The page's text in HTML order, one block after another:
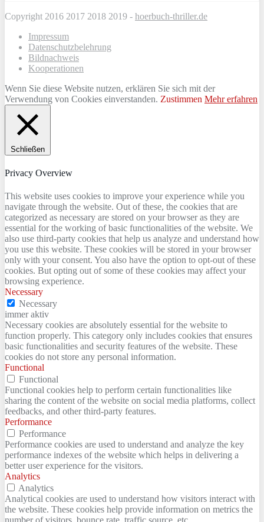
Copyright 2016 2017 2018 2019 - hoerbuch-thriller.de
Impressum
Datenschutzbelehrung
Bildnachweis
Kooperationen
Wenn Sie diese Website nutzen, erklären Sie sich mit der
Verwendung von Cookies einverstanden. Zustimmen Mehr erfahren
Schließen
Privacy Overview
This website uses cookies to improve your experience while you
navigate through the website. Out of these, the cookies that are
categorized as necessary are stored on your browser as they are
essential for the working of basic functionalities of the website. We
also use third-party cookies that help us analyze and understand how
you use this website. These cookies will be stored in your browser
only with your consent. You also have the option to opt-out of these
cookies. But opting out of some of these cookies may affect your
browsing experience.
Necessary
Necessary
immer aktiv
Necessary cookies are absolutely essential for the website to
function properly. This category only includes cookies that ensures
basic functionalities and security features of the website. These
cookies do not store any personal information.
Functional
Functional
Functional cookies help to perform certain functionalities like
sharing the content of the website on social media platforms, collect
feedbacks, and other third-party features.
Performance
Performance
Performance cookies are used to understand and analyze the key
performance indexes of the website which helps in delivering a
better user experience for the visitors.
Analytics
Analytics
Analytical cookies are used to understand how visitors interact with
the website. These cookies help provide information on metrics the